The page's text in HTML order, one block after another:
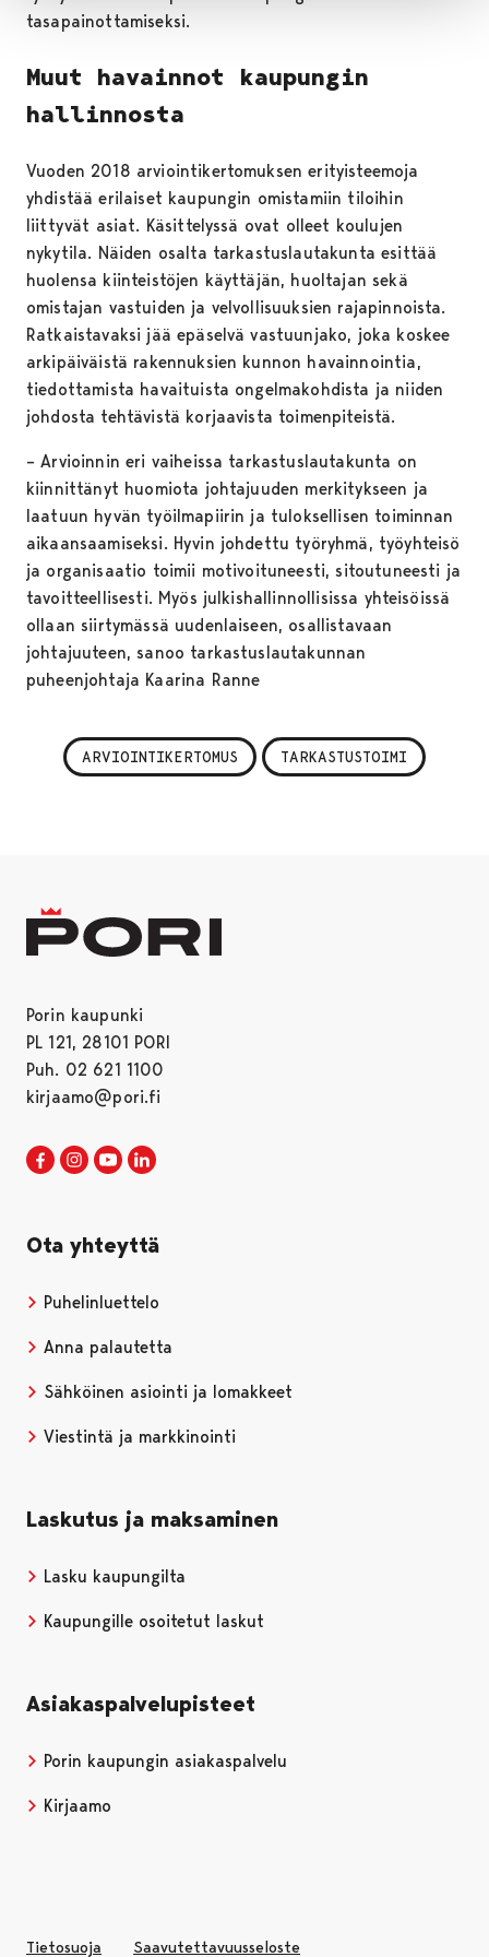
tasapainottamiseksi.
Muut havainnot kaupungin
hallinnosta
Vuoden 2018 arviointikertomuksen erityisteemoja
yhdistää erilaiset kaupungin omistamiin tiloihin
liittyvät asiat. Käsittelyssä ovat olleet koulujen
nykytila. Näiden osalta tarkastuslautakunta esittää
huolensa kiinteistöjen käyttäjän, huoltajan sekä
omistajan vastuiden ja velvollisuuksien rajapinnoista.
Ratkaistavaksi jää epäselvä vastuunjako, joka koskee
arkipäiväistä rakennuksien kunnon havainnointia,
tiedottamista havaituista ongelmakohdista ja niiden
johdosta tehtävistä korjaavista toimenpiteistä.
– Arvioinnin eri vaiheissa tarkastuslautakunta on
kiinnittänyt huomiota johtajuuden merkitykseen ja
laatuun hyvän työilmapiirin ja tuloksellisen toiminnan
aikaansaamiseksi. Hyvin johdettu työryhmä, työyhteisö
ja organisaatio toimii motivoituneesti, sitoutuneesti ja
tavoitteellisesti. Myös julkishallinnollisissa yhteisöissä
ollaan siirtymässä uudenlaiseen, osallistavaan
johtajuuteen, sanoo tarkastuslautakunnan
puheenjohtaja Kaarina Ranne
ARVIOINTIKERTOMUS TARKASTUSTOIMI
Porin kaupunki
PL 121, 28101 PORI
Puh. 02 621 1100
kirjaamo@pori.fi
Porin kaupunki Facebookissa
Avautuu uudessa välilehdessä
Porin kaupunki Instagramissa
Avautuu uudessa välilehdessä
Porin kaupunki Youtubessa
Avautuu uudessa välilehdessä
Ota yhteyttä
Puhelinluettelo
Anna palautetta
Sähköinen asiointi ja lomakkeet
Viestintä ja markkinointi
Laskutus ja maksaminen
Lasku kaupungilta
Kaupungille osoitetut laskut
Asiakaspalvelupisteet
Porin kaupungin asiakaspalvelu
Kirjaamo
Tietosuoja Saavutettavuusseloste